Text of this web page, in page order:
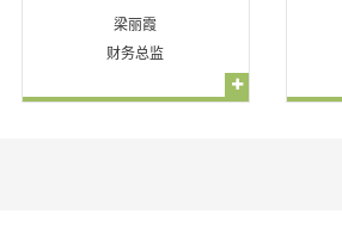
梁丽霞
财务总监